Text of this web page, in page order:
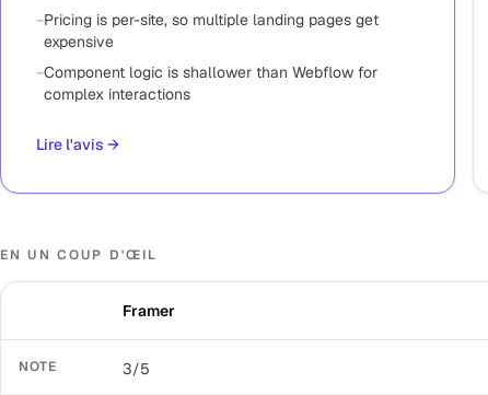
−Pricing is per-site, so multiple landing pages get
expensive
−Component logic is shallower than Webflow for
complex interactions
Lire l'avis →
EN UN COUP D'ŒIL
Framer
NOTE 3/5